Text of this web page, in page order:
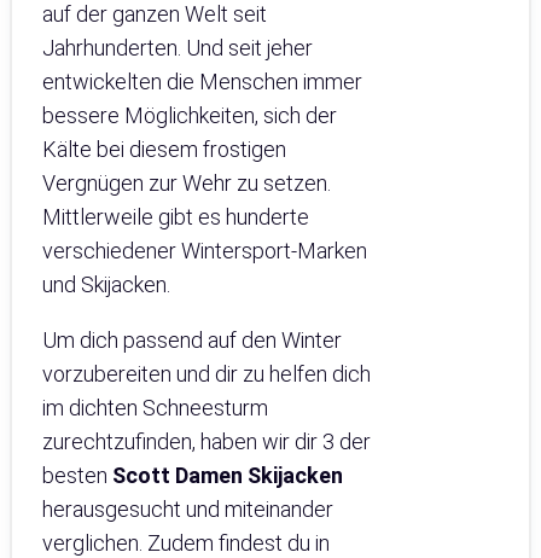
auf der ganzen Welt seit
Jahrhunderten. Und seit jeher
entwickelten die Menschen immer
bessere Möglichkeiten, sich der
Kälte bei diesem frostigen
Vergnügen zur Wehr zu setzen.
Mittlerweile gibt es hunderte
verschiedener Wintersport-Marken
und Skijacken.
Um dich passend auf den Winter
vorzubereiten und dir zu helfen dich
im dichten Schneesturm
zurechtzufinden, haben wir dir 3 der
besten Scott Damen Skijacken
herausgesucht und miteinander
verglichen. Zudem findest du in